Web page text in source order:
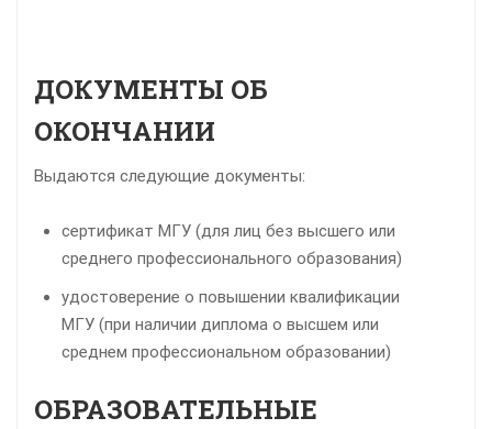
ДОКУМЕНТЫ ОБ
ОКОНЧАНИИ
Выдаются следующие документы:
сертификат МГУ (для лиц без высшего или
среднего профессионального образования)
удостоверение о повышении квалификации
МГУ (при наличии диплома о высшем или
среднем профессиональном образовании)
ОБРАЗОВАТЕЛЬНЫЕ